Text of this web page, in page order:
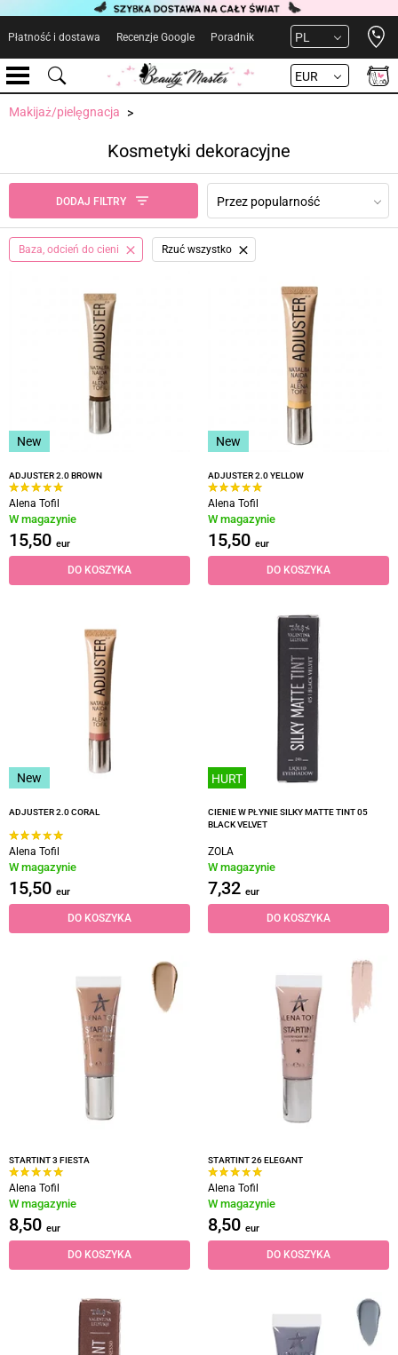
Płatność i dostawa Recenzje Google Poradnik PL
EUR
Makijaż/pielęgnacja
Kosmetyki dekoracyjne
DODAJ FILTRY Przez popularność
Baza, odcień do cieni Rzuć wszystko
New
ADJUSTER 2.0 BROWN
Alena Tofil
W magazynie
15,50 eur
DO KOSZYKA
New
ADJUSTER 2.0 YELLOW
Alena Tofil
W magazynie
15,50 eur
DO KOSZYKA
New
ADJUSTER 2.0 CORAL
Alena Tofil
W magazynie
15,50 eur
DO KOSZYKA
HURT
CIENIE W PŁYNIE SILKY MATTE TINT 05
BLACK VELVET
ZOLA
W magazynie
7,32 eur
DO KOSZYKA
STARTINT 3 FIESTA
Alena Tofil
W magazynie
8,50 eur
DO KOSZYKA
STARTINT 26 ELEGANT
Alena Tofil
W magazynie
8,50 eur
DO KOSZYKA